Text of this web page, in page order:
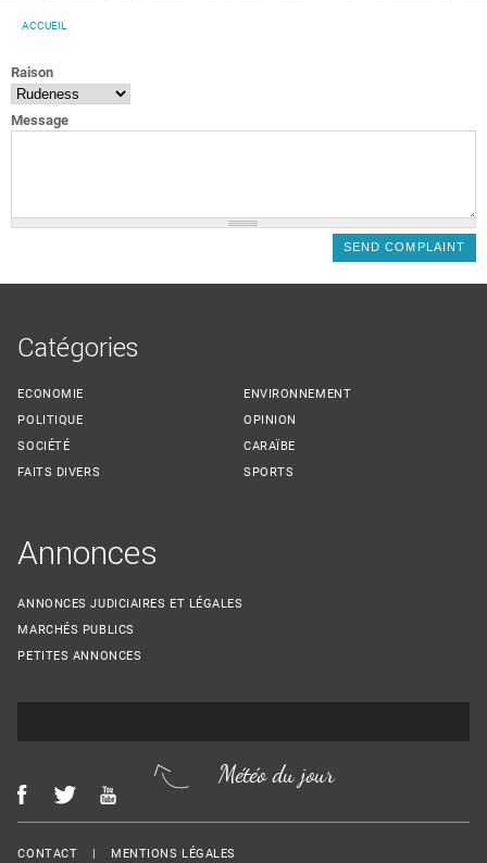
ACCUEIL
Raison
Message
Catégories
ECONOMIE
POLITIQUE
SOCIÉTÉ
FAITS DIVERS
ENVIRONNEMENT
OPINION
CARAÏBE
SPORTS
Annonces
ANNONCES JUDICIAIRES ET LÉGALES
MARCHÉS PUBLICS
PETITES ANNONCES
Météo du jour
Menu Footer
CONTACT MENTIONS LÉGALES